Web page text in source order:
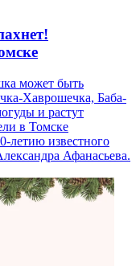
может быть
Хаврошечка, Баба-
и растут
в Томске
летию известного
Афанасьева.